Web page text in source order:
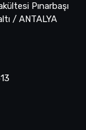
Pınarbaşı
/ ANTALYA